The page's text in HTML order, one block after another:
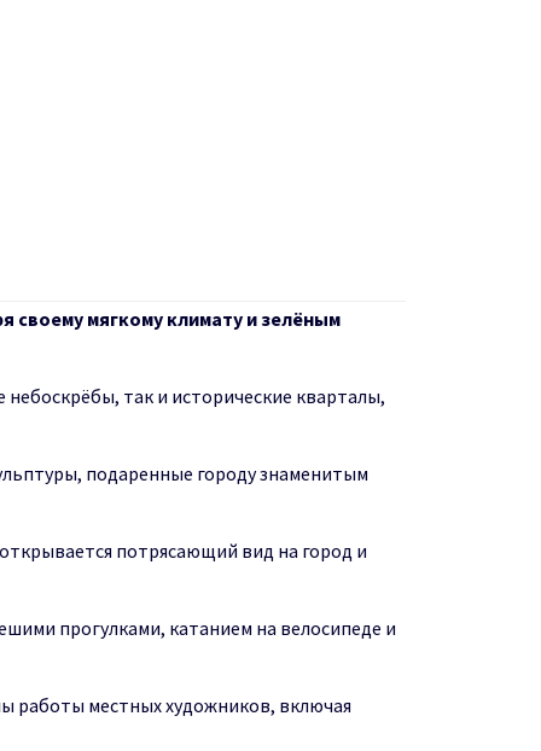
своему мягкому климату и зелёным
так и исторические кварталы,
подаренные городу знаменитым
потрясающий вид на город и
прогулками, катанием на велосипеде и
работы местных художников, включая